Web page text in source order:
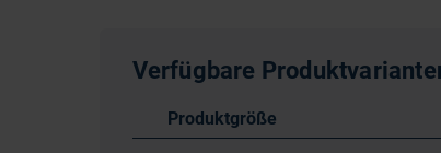
Verfügbare
Produktgröße